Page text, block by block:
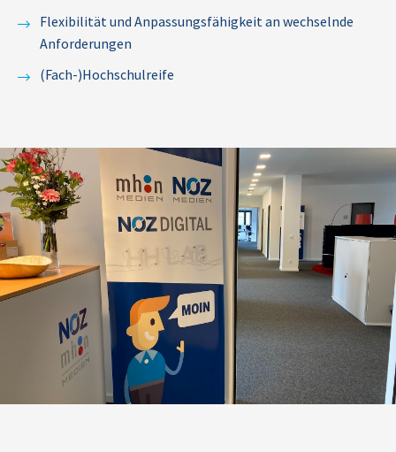
Flexibilität und Anpassungsfähigkeit an wechselnde
Anforderungen
(Fach-)Hochschulreife